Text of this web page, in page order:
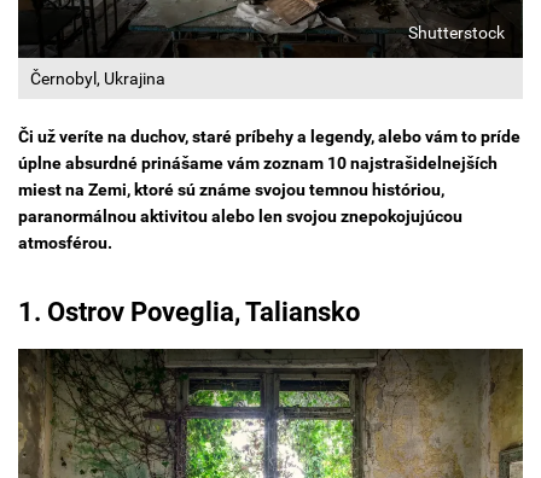
Černobyl, Ukrajina
Shutterstock
Či už veríte na duchov, staré príbehy a legendy, alebo vám to príde
úplne absurdné prinášame vám zoznam 10najstrašidelnejších
miest na Zemi, ktoré sú známe svojou temnou históriou,
paranormálnou aktivitou alebo len svojou znepokojujúcou
atmosférou.
1. Ostrov Poveglia, Taliansko